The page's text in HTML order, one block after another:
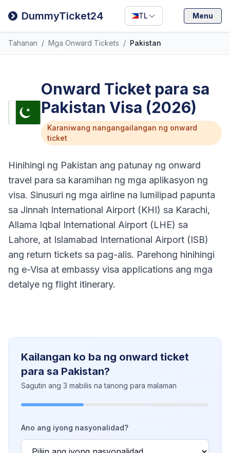
DummyTicket24 TL
Filipino
Deutsch
Español
Menu
Tahanan / Mga Onward Tickets / Pakistan
Onward Ticket para sa
Pakistan Visa (2026)
Karaniwang nangangailangan ng onward
ticket
Hinihingi ng Pakistan ang patunay ng onward
travel para sa karamihan ng mga aplikasyon ng
visa. Sinusuri ng mga airline na lumilipad papunta
sa Jinnah International Airport (KHI) sa Karachi,
Allama Iqbal International Airport (LHE) sa
Lahore, at Islamabad International Airport (ISB)
ang return tickets sa pag-alis. Parehong hinihingi
ng e-Visa at embassy visa applications ang mga
detalye ng flight itinerary.
Kailangan ko ba ng onward ticket
para sa Pakistan?
Sagutin ang 3 mabilis na tanong para malaman
Ano ang iyong nasyonalidad?